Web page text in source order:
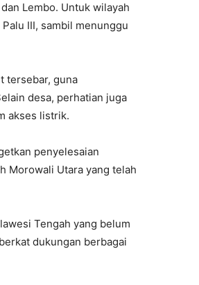
Lembo. Untuk wilayah
III, sambil menunggu
tersebar, guna
desa, perhatian juga
akses listrik.
penyelesaian
Morowali Utara yang telah
Tengah yang belum
dukungan berbagai